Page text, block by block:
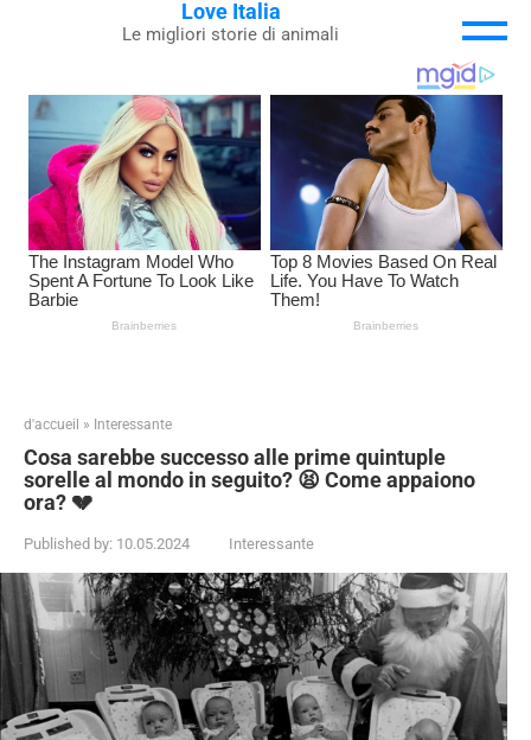
Love Italia
Le migliori storie di animali
d'accueil » Interessante
Cosa sarebbe successo alle prime quintuple
sorelle al mondo in seguito? 😫 Come appaiono
ora? 💔
Published by: 10.05.2024 Interessante